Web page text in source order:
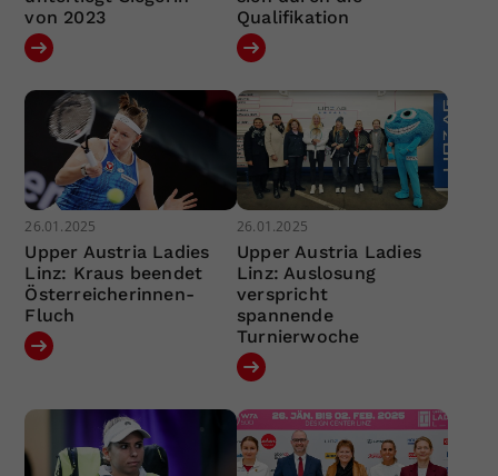
von 2023
Qualifikation
26.01.2025
Upper Austria Ladies
Linz: Kraus beendet
Österreicherinnen-
Fluch
26.01.2025
Upper Austria Ladies
Linz: Auslosung
verspricht
spannende
Turnierwoche